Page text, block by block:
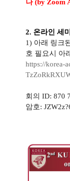
나 (by Zoom
2. 온라인 세
1) 아래 링크
호 필요시 아
https://korea-
회의 ID: 870
암호: